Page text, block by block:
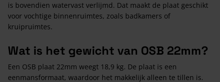
is bovendien watervast verlijmd. Dat maakt de plaat geschikt
voor vochtige binnenruimtes, zoals badkamers of
kruipruimtes.
Wat is het gewicht van OSB 22mm?
Een OSB plaat 22mm weegt 18,9 kg. De plaat is een
eenmansformaat, waardoor het makkelijk alleen te tillen is.